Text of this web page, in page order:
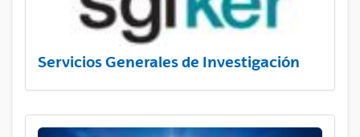
Servicios Generales de Investigación